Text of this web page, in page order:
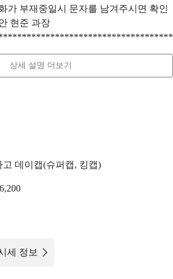
가 부재중일시 문자를 남겨주시면 확인
현준 과장
상세 설명 더보기
데이캡(슈퍼캡, 킹캡)
세 정보